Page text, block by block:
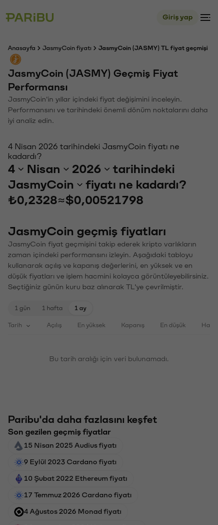
Giriş yap
Anasayfa JasmyCoin fiyatı JasmyCoin (JASMY) TL fiyat geçmişi
JasmyCoin (JASMY) Geçmiş Fiyat
Performansı
JasmyCoin'in yıllar içindeki fiyat değişimini inceleyin.
Performansını ve tarihindeki önemli dönüm noktalarını daha
iyi analiz edin.
4 Nisan 2026 tarihindeki JasmyCoin fiyatı ne
kadardı?
4 Nisan 2026
tarihindeki
JasmyCoin
fiyatı ne kadardı?
₺0,2328≈$0,00521798
JasmyCoin geçmiş fiyatları
JasmyCoin fiyat geçmişini takip ederek kripto varlıkların
zaman içindeki performansını izleyin. Aşağıdaki tabloyu
kullanarak açılış ve kapanış değerlerini, en yüksek ve en
düşük fiyatları ve işlem hacmini kolayca görüntüleyebilirsiniz.
Seçtiğiniz günün kuru baz alınarak TL'ye çevrilmiştir.
1 gün 1 hafta 1 ay
Tarih Açılış En yüksek Kapanış En düşük
Bu tarih aralığı için veri bulunamadı.
Paribu'da daha fazlasını keşfet
Son gezilen geçmiş fiyatlar
15 Nisan 2025 Audius fiyatı
9 Eylül 2023 Cardano fiyatı
10 Şubat 2022 Ethereum fiyatı
17 Temmuz 2026 Cardano fiyatı
4 Ağustos 2026 Monad fiyatı